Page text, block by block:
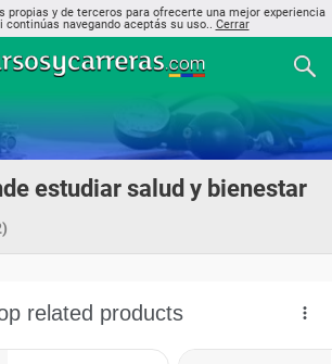
propias y de terceros para ofrecerte una mejor experiencia
continúas navegando aceptás su uso.. Cerrar
estudiar salud y bienestar